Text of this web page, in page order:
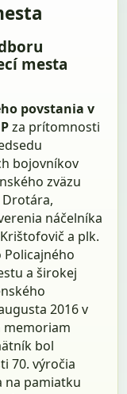
mesta
povstania v
za prítomnosti
bojovníkov
zväzu
náčelníka
a plk.
a širokej
2016 v
memoriam
bol
70. výročia
na pamiatku